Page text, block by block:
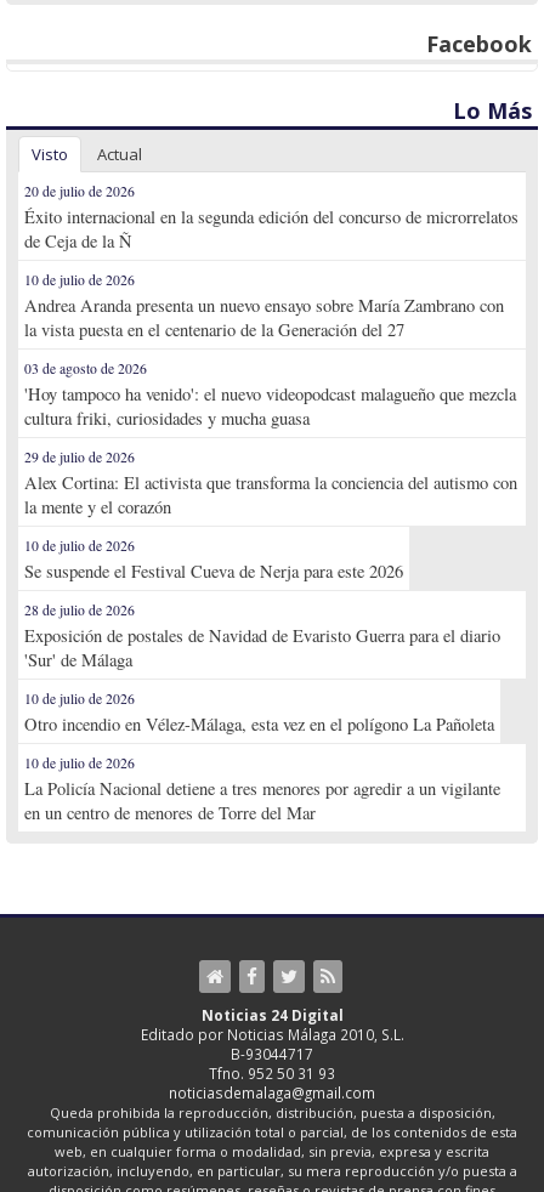
Facebook
Lo Más
Visto Actual
20 de julio de 2026
Éxito internacional en la segunda edición del concurso de microrrelatos
de Ceja de la Ñ
10 de julio de 2026
Andrea Aranda presenta un nuevo ensayo sobre María Zambrano con
la vista puesta en el centenario de la Generación del 27
03 de agosto de 2026
'Hoy tampoco ha venido': el nuevo videopodcast malagueño que mezcla
cultura friki, curiosidades y mucha guasa
29 de julio de 2026
Alex Cortina: El activista que transforma la conciencia del autismo con
la mente y el corazón
10 de julio de 2026
Se suspende el Festival Cueva de Nerja para este 2026
28 de julio de 2026
Exposición de postales de Navidad de Evaristo Guerra para el diario
'Sur' de Málaga
10 de julio de 2026
Otro incendio en Vélez-Málaga, esta vez en el polígono La Pañoleta
10 de julio de 2026
La Policía Nacional detiene a tres menores por agredir a un vigilante
en un centro de menores de Torre del Mar
Noticias 24 Digital
Editado por Noticias Málaga 2010, S.L.
B-93044717
Tfno. 952 50 31 93
noticiasdemalaga@gmail.com
Queda prohibida la reproducción, distribución, puesta a disposición,
comunicación pública y utilización total o parcial, de los contenidos de esta
web, en cualquier forma o modalidad, sin previa, expresa y escrita
autorización, incluyendo, en particular, su mera reproducción y/o puesta a